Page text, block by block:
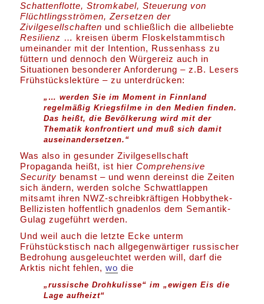
Schattenflotte, Stromkabel, Steuerung von
Flüchtlingsströmen, Zersetzen der
Zivilgesellschaften und schließlich die allbeliebte
Resilienz … kreisen überm Floskelstammtisch
umeinander mit der Intention, Russenhass zu
füttern und dennoch den Würgereiz auch in
Situationen besonderer Anforderung – z.B. Lesers
Frühstückslektüre – zu unterdrücken:
„… werden Sie im Moment in Finnland
regelmäßig Kriegsfilme in den Medien finden.
Das heißt, die Bevölkerung wird mit der
Thematik konfrontiert und muß sich damit
auseinandersetzen.“
Was also in gesunder Zivilgesellschaft
Propaganda heißt, ist hierComprehensive
Security benamst – und wenn dereinst die Zeiten
sich ändern, werden solche Schwattlappen
mitsamt ihren NWZ-schreibkräftigen Hobbythek-
Bellizisten hoffentlich gnadenlos dem Semantik-
Gulag zugeführt werden.
Und weil auch die letzte Ecke unterm
Frühstückstisch nach allgegenwärtiger russischer
Bedrohung ausgeleuchtet werden will, darf die
Arktis nicht fehlen,wo die
„russische Drohkulisse“ im „ewigen Eis die
Lage aufheizt“